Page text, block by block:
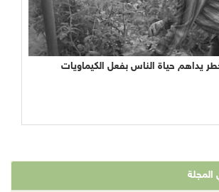
يداهم حياة الناس بفعل الكيماويات